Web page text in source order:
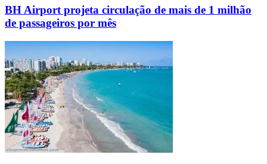
BH Airport projeta circulação de mais de 1 milhão
de passageiros por mês